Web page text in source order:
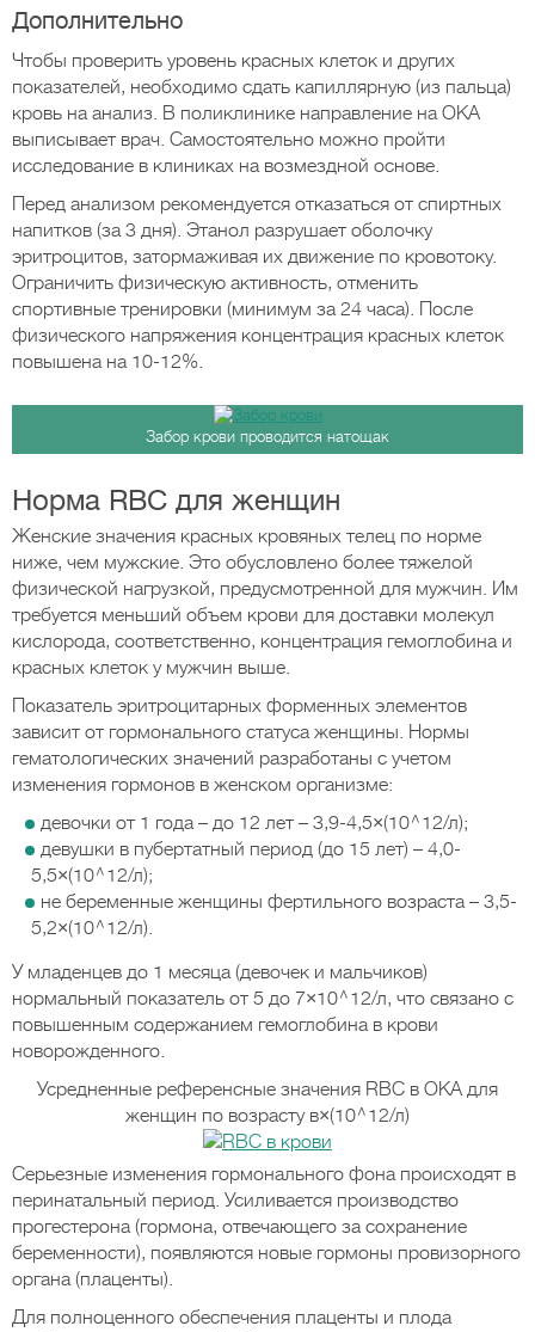
Дополнительно
Чтобы проверить уровень красных клеток и других
показателей, необходимо сдать капиллярную (из пальца)
кровь на анализ. В поликлинике направление на ОКА
выписывает врач. Самостоятельно можно пройти
исследование в клиниках на возмездной основе.
Перед анализом рекомендуется отказаться от спиртных
напитков (за 3 дня). Этанол разрушает оболочку
эритроцитов, затормаживая их движение по кровотоку.
Ограничить физическую активность, отменить
спортивные тренировки (минимум за 24 часа). После
физического напряжения концентрация красных клеток
повышена на 10-12%.
Забор крови проводится натощак
Норма RBC для женщин
Женские значения красных кровяных телец по норме
ниже, чем мужские. Это обусловлено более тяжелой
физической нагрузкой, предусмотренной для мужчин. Им
требуется меньший объем крови для доставки молекул
кислорода, соответственно, концентрация гемоглобина и
красных клеток у мужчин выше.
Показатель эритроцитарных форменных элементов
зависит от гормонального статуса женщины. Нормы
гематологических значений разработаны с учетом
изменения гормонов в женском организме:
девочки от 1 года – до 12 лет – 3,9-4,5×(10^12/л);
девушки в пубертатный период (до 15 лет) – 4,0-
5,5×(10^12/л);
не беременные женщины фертильного возраста – 3,5-
5,2×(10^12/л).
У младенцев до 1 месяца (девочек и мальчиков)
нормальный показатель от 5 до 7×10^12/л, что связано с
повышенным содержанием гемоглобина в крови
новорожденного.
Усредненные референсные значения RBC в ОКА для
женщин по возрасту в×(10^12/л)
Серьезные изменения гормонального фона происходят в
перинатальный период. Усиливается производство
прогестерона (гормона, отвечающего за сохранение
беременности), появляются новые гормоны провизорного
органа (плаценты).
Для полноценного обеспечения плаценты и плода